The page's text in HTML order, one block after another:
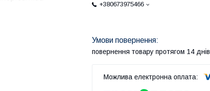
+380673975466
повернення товару протягом 14 днів